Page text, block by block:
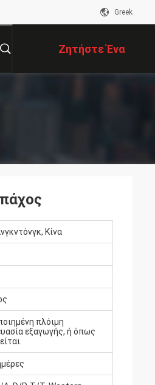
Greek
Ζητήστε Ένα
Απόσπασμα
Κίνα
πλόιμη
εξαγωγής, ή όπως